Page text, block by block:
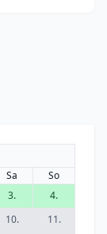
Sa
So
3.
4.
10.
11.